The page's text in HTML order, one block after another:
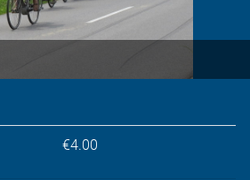
€4.00